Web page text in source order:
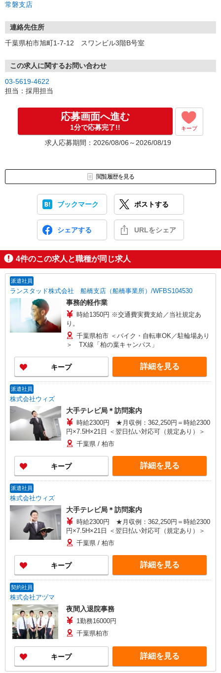
常磐支店
連絡先住所
千葉県柏市旭町1-7-12 スワンビル3階B号室
この求人に関するお問い合わせ
03-5619-4622
担当：採用担当
応募画面へ進む
1分で応募完了!! キープ
求人応募期間：2026/08/06～2026/08/19
閲覧履歴を見る
ブックマーク ポストする
シェアする URLをシェア
4件のこの求人と職種が同じ求人
派遣社員
ランスタッド株式会社 船橋支店（船橋事業所）/WFBS104530
事務的軽作業
時給1350円 ※交通費実費支給／当社規定あ
り。
千葉県柏市 ＜バイク・自転車OK／駐輪場あり
＞ TX線「柏の葉キャンパス」
キープ 詳細を見る
派遣社員
株式会社ウィズ
大手テレビ局＊訪問案内
時給2300円 ★月収例：362,250円＝時給2300
円×7.5H×21日 ＜翌日払い対応可（規定あり）＞
千葉県 / 柏市
キープ 詳細を見る
派遣社員
株式会社ウィズ
大手テレビ局＊訪問案内
時給2300円 ★月収例：362,250円＝時給2300
円×7.5H×21日 ＜翌日払い対応可（規定あり）＞
千葉県 / 柏市
キープ 詳細を見る
契約社員
株式会社アヅマ
夜間入退院事務
1勤務16000円
千葉県柏市
キープ 詳細を見る